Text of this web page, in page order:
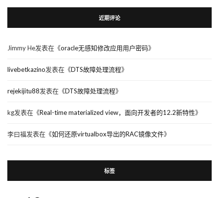
近期评论
Jimmy He发表在《oracle无感知修改应用用户密码》
livebetkazino发表在《DTS故障处理流程》
rejekijitu88发表在《DTS故障处理流程》
kg发表在《Real-time materialized view，面向开发者的12.2新特性》
李曰福发表在《如何还原virtualbox导出的RAC镜像文件》
标签